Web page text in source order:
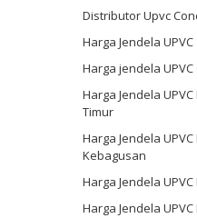
Distributor Upvc
Harga Jendela UPVC
Harga jendela
Harga Jendela
Timur
Harga Jendela
Kebagusan
Harga Jendela
Harga Jendela